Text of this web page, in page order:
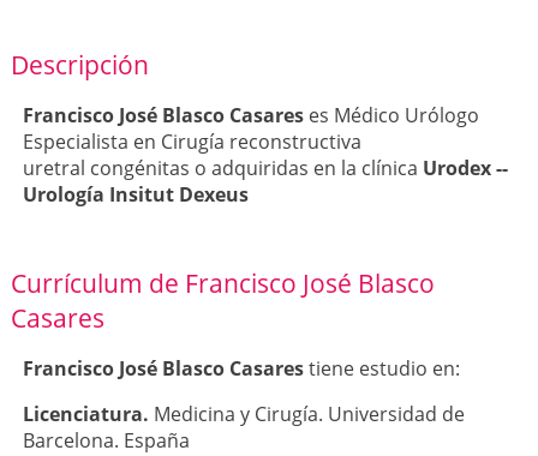
Descripción
Francisco José Blasco Casareses Médico Urólogo
Especialista en Cirugía reconstructiva
uretral congénitas o adquiridas en la clínica Urodex --
Urología Insitut Dexeus
Currículum de Francisco José Blasco
Casares
Francisco José Blasco Casarestiene estudio en:
Licenciatura. Medicina y Cirugía. Universidad de
Barcelona. España